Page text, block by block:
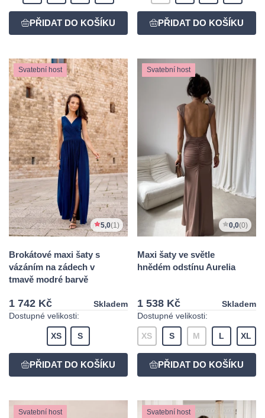
Svatební host
5,0(1)
Brokátové maxi šaty s
vázáním na zádech v
tmavě modré barvě
1 742 Kč
Skladem
Dostupné velikosti:
XS S
Svatební host
0,0(0)
Maxi šaty ve světle
hnědém odstínu Aurelia
1 538 Kč
Skladem
Dostupné velikosti:
XS S M L XL
Svatební host Svatební host